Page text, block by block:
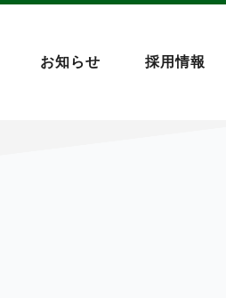
お知らせ 採用情報